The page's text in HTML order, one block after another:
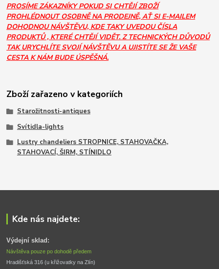
PROSÍME ZÁKAZNÍKY POKUD SI CHTĚJÍ ZBOŽÍ
PROHLÉDNOUT OSOBNĚ NA PRODEJNĚ, AŤ SI E-MAILEM
DOHODNOU NÁVŠTĚVU, KDE TAKY UVEDOU ČÍSLA
PRODUKTŮ , KTERÉ CHTĚJÍ VIDĚT. Z TECHNICKÝCH DŮVODŮ
TAK URYCHLÍTE SVOJÍ NÁVŠTĚVU A UJISTÍTE SE ŽE VAŠE
CESTA K NÁM BUDE ÚSPĚŠNÁ.
Zboží zařazeno v kategoriích
Starožitnosti-antiques
Svítidla-lights
Lustry chandeliers STROPNICE, STAHOVAČKA,
STAHOVACÍ, ŠIRM, STÍNIDLO
Kde nás najdete:
Výdejní sklad:
Návštěva pouze po dohodě předem
Hradišťská 316 (u křižovatky na Zlín)